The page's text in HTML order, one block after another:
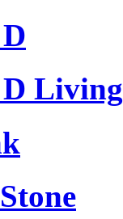
Living